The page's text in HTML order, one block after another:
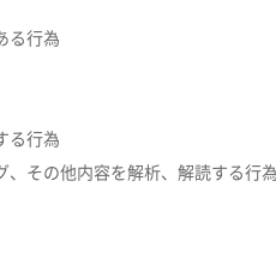
る行為
る行為
その他内容を解析、解読する行